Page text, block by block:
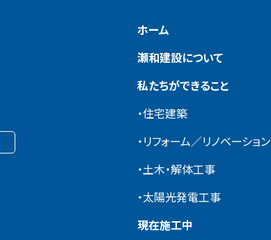
ホーム
瀬和建設について
私たちができること
・住宅建築
・リフォーム／リノベーション
・土木・解体工事
・太陽光発電工事
現在施工中